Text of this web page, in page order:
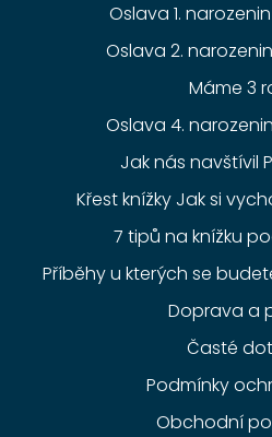
Oslava 1.
Oslava 2.
Máme 3
Oslava 4.
Jak nás navštívil
Křest knížky Jak si
7 tipů na knížku
Příběhy u kterých se
Doprava a
Časté
Podmínky
Obchodní